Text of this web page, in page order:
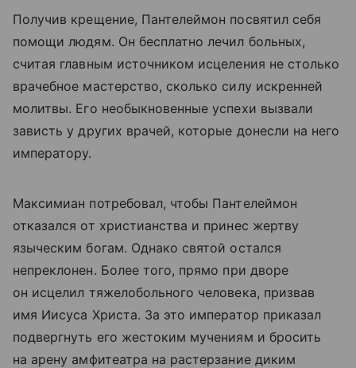
Получив крещение, Пантелеймон посвятил себя
помощи людям. Он бесплатно лечил больных,
считая главным источником исцеления не столько
врачебное мастерство, сколько силу искренней
молитвы. Его необыкновенные успехи вызвали
зависть у других врачей, которые донесли на него
императору.
Максимиан потребовал, чтобы Пантелеймон
отказался от христианства и принес жертву
языческим богам. Однако святой остался
непреклонен. Более того, прямо при дворе
он исцелил тяжелобольного человека, призвав
имя Иисуса Христа. За это император приказал
подвергнуть его жестоким мучениям и бросить
на арену амфитеатра на растерзание диким